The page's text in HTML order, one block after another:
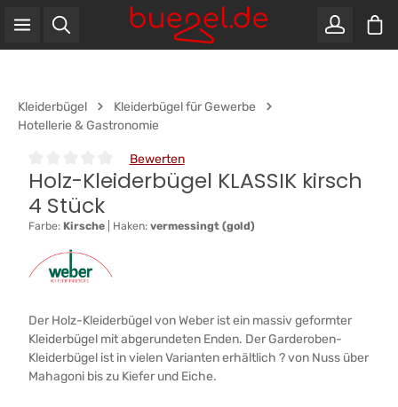
Zum Hauptinhalt springen
Kleiderbügel
Kleiderbügel für Gewerbe
Hotellerie & Gastronomie
Durchschnittliche Bewertung von 0 von 5 Sternen
Bewerten
Holz-Kleiderbügel KLASSIK kirsch
4 Stück
Farbe: Kirsche Haken: vermessingt (gold)
Der Holz-Kleiderbügel von Weber ist ein massiv geformter
Kleiderbügel mit abgerundeten Enden. Der Garderoben-
Kleiderbügel ist in vielen Varianten erhältlich ? von Nuss über
Mahagoni bis zu Kiefer und Eiche.